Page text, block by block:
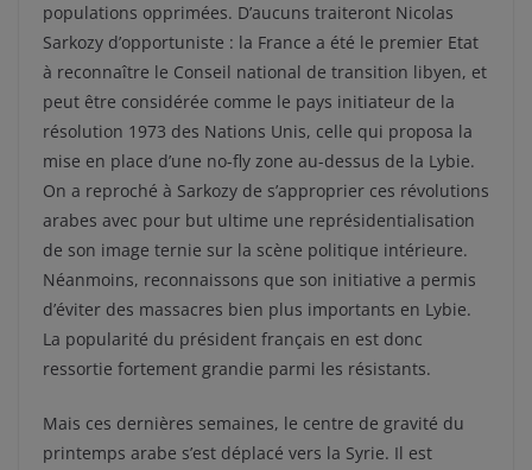
populations opprimées. D’aucuns traiteront Nicolas
Sarkozy d’opportuniste : la France a été le premier Etat
à reconnaître le Conseil national de transition libyen, et
peut être considérée comme le pays initiateur de la
résolution 1973 des Nations Unis, celle qui proposa la
mise en place d’une no-fly zone au-dessus de la Lybie.
On a reproché à Sarkozy de s’approprier ces révolutions
arabes avec pour but ultime une représidentialisation
de son image ternie sur la scène politique intérieure.
Néanmoins, reconnaissons que son initiative a permis
d’éviter des massacres bien plus importants en Lybie.
La popularité du président français en est donc
ressortie fortement grandie parmi les résistants.
Mais ces dernières semaines, le centre de gravité du
printemps arabe s’est déplacé vers la Syrie. Il est